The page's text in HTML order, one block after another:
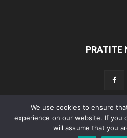
PRATITE
Početna Aktualno Test Tehnika
Lifestyle
We use cookies to ensure
experience on our website. If you
will assume that you